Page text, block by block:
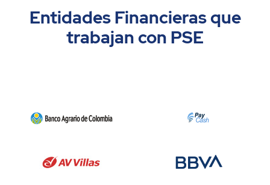
Entidades Financieras que
trabajan con PSE